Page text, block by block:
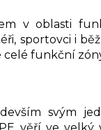
v oblasti
sportovci i
celé funkční
svým